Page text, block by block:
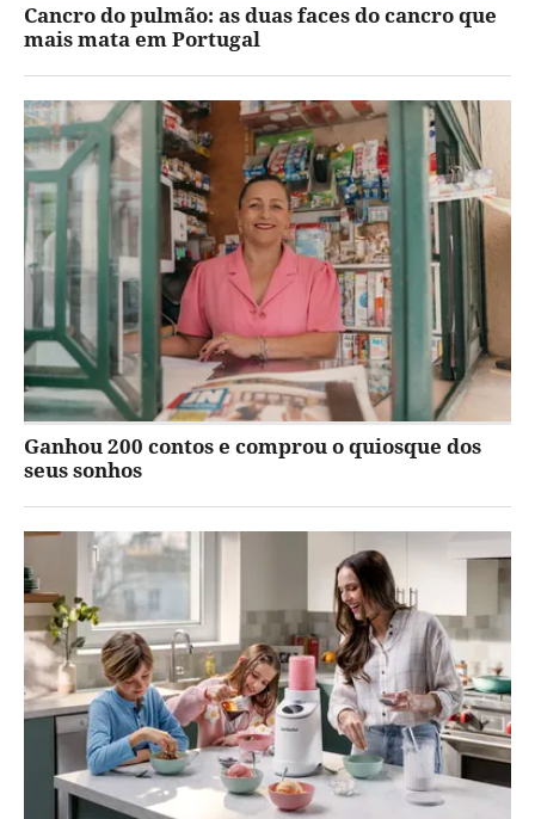
Cancro do pulmão: as duas faces do cancro que
mais mata em Portugal
Ganhou 200 contos e comprou o quiosque dos
seus sonhos